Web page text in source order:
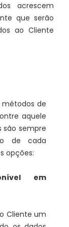
acrescem
que serão
ao Cliente
métodos de
aquele
são sempre
de cada
opções:
em
Cliente um